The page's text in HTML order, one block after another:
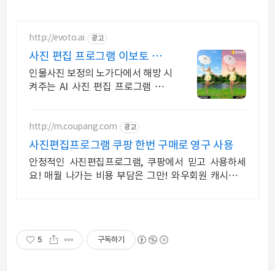
http://evoto.ai 광고
사진 편집 프로그램 이보토 인물
사진 보정 1분컷
인물사진 보정의 노가다에서 해방 시
켜주는 AI 사진 편집 프로그램 이보
http://m.coupang.com 광고
사진편집프로그램 쿠팡 한번 구매로 영구 사용
안정적인 사진편집프로그램, 쿠팡에서 믿고 사용하세
요! 매월 나가는 비용 부담은 그만! 와우회원 캐시적립
5 구독하기